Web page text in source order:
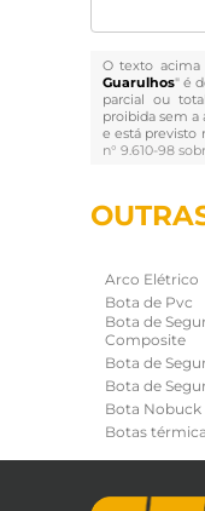
O texto acima
Guarulhos" é
parcial ou
proibida sem a
e está previsto
n° 9.610-98
Arco Elétrico
Bota de Pvc
Bota de
Composite
Bota de
Bota de
Bota Nobuck
Botas
Capa de